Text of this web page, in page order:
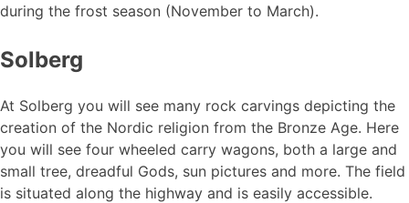
during the frost season (November to March).
Solberg
At Solberg you will see many rock carvings depicting the
creation of the Nordic religion from the Bronze Age. Here
you will see four wheeled carry wagons, both a large and
small tree, dreadful Gods, sun pictures and more. The field
is situated along the highway and is easily accessible.